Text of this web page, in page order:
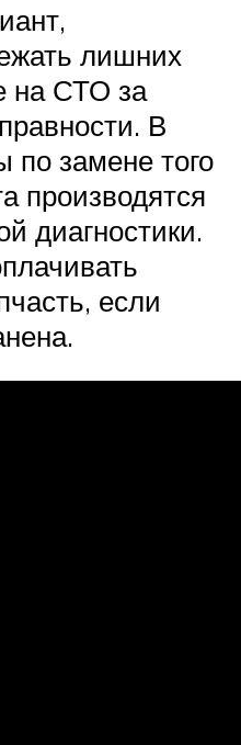
лишних
на СТО за
В
по замене того
производятся
диагностики.
если